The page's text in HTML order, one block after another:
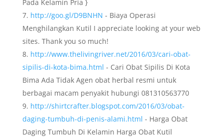
Pada Kelamin Pria }
http://goo.gl/D9BNHN - Biaya Operasi
Menghilangkan Kutil I appreciate looking at your web
sites. Thank you so much!
http://www.thelivingriver.net/2016/03/cari-obat-
sipilis-di-kota-bima.html - Cari Obat Sipilis Di Kota
Bima Ada Tidak Agen obat herbal resmi untuk
berbagai macam penyakit hubungi 081310563770
http://shirtcrafter.blogspot.com/2016/03/obat-
daging-tumbuh-di-penis-alami.html - Harga Obat
Daging Tumbuh Di Kelamin Harga Obat Kutil